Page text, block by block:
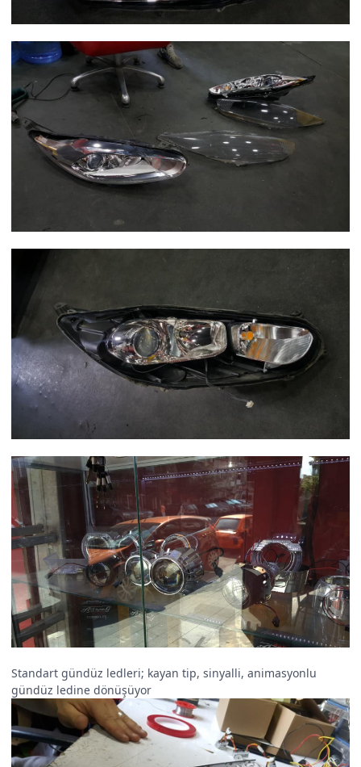
Standart gündüz ledleri; kayan tip, sinyalli, animasyonlu
gündüz ledine dönüşüyor